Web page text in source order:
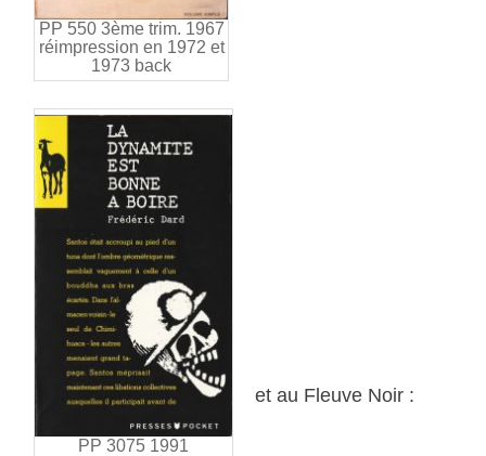
PP 550 3ème trim. 1967
réimpression en 1972 et
1973 back
PP 3075 1991
et au Fleuve Noir :